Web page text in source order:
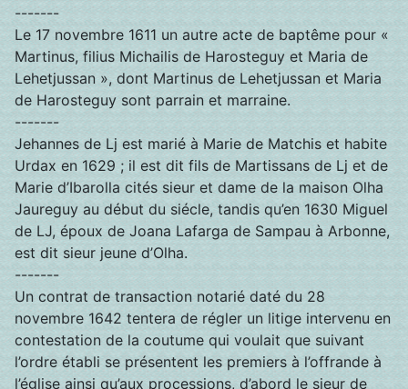
-------
Le 17 novembre 1611 un autre acte de baptême pour «
Martinus, filius Michailis de Harosteguy et Maria de
Lehetjussan », dont Martinus de Lehetjussan et Maria
de Harosteguy sont parrain et marraine.
-------
Jehannes de Lj est marié à Marie de Matchis et habite
Urdax en 1629 ; il est dit fils de Martissans de Lj et de
Marie d’Ibarolla cités sieur et dame de la maison Olha
Jaureguy au début du siécle, tandis qu’en 1630 Miguel
de LJ, époux de Joana Lafarga de Sampau à Arbonne,
est dit sieur jeune d’Olha.
-------
Un contrat de transaction notarié daté du 28
novembre 1642 tentera de régler un litige intervenu en
contestation de la coutume qui voulait que suivant
l’ordre établi se présentent les premiers à l’offrande à
l’église ainsi qu’aux processions, d’abord le sieur de